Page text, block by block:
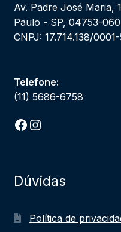
Av. Padre José Maria,
Paulo - SP, 04753-
CNPJ: 17.714.138/
Telefone:
(11) 5686-6758
Facebook
Instagram
Dúvidas
Política de